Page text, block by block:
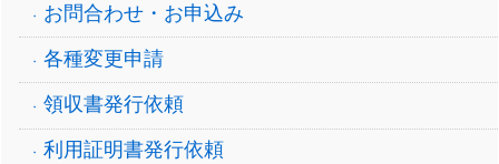
お問合わせ・お申込み
各種変更申請
領収書発行依頼
利用証明書発行依頼